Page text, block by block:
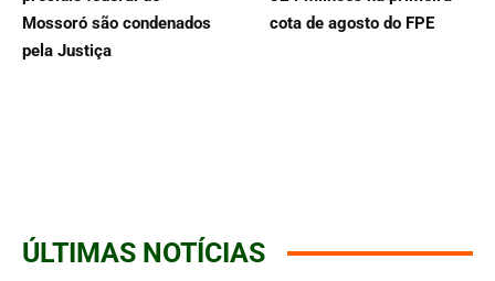
Mossoró são condenados
pela Justiça
cota de agosto do FPE
ÚLTIMAS NOTÍCIAS